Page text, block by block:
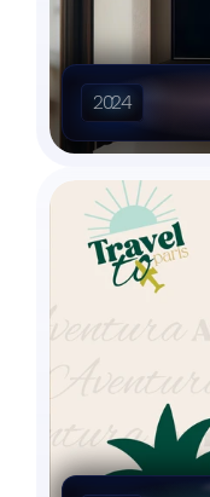
2024